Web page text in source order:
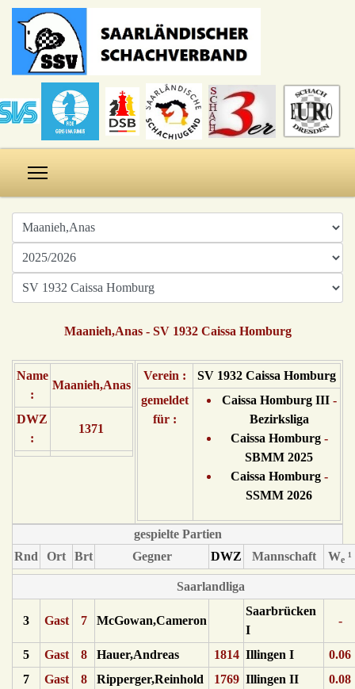
Maanieh,Anas - SV 1932 Caissa Homburg
Name
:
Maanieh,Anas
DWZ
:
1371
Verein :
SV 1932 Caissa Homburg
gemeldet
für :
Caissa Homburg III-
Bezirksliga
Caissa Homburg-
SBMM 2025
Caissa Homburg-
SSMM 2026
gespielte Partien
Rnd
Ort Brt Gegner DWZ Mannschaft We ¹
Saarlandliga
3 Gast 7 McGowan,Cameron
Saarbrücken
I
-
5 Gast 8 Hauer,Andreas 1814 Illingen I
0.06
7
Gast 8 Ripperger,Reinhold 1769 Illingen II
0.08